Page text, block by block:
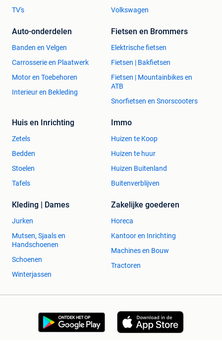
TV's
Volkswagen
Auto-onderdelen
Banden en Velgen
Carrosserie en Plaatwerk
Motor en Toebehoren
Interieur en Bekleding
Fietsen en Brommers
Elektrische fietsen
Fietsen | Bakfietsen
Fietsen | Mountainbikes en
ATB
Snorfietsen en Snorscooters
Huis en Inrichting
Zetels
Bedden
Stoelen
Tafels
Immo
Huizen te Koop
Huizen te huur
Huizen Buitenland
Buitenverblijven
Kleding | Dames
Jurken
Mutsen, Sjaals en
Handschoenen
Schoenen
Winterjassen
Zakelijke goederen
Horeca
Kantoor en Inrichting
Machines en Bouw
Tractoren